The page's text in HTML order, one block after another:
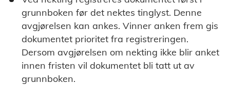
grunnboken før det nektes tinglyst. Denne
avgjørelsen kan ankes. Vinner anken frem gis
dokumentet prioritet fra registreringen.
Dersom avgjørelsen om nekting ikke blir anket
innen fristen vil dokumentet bli tatt ut av
grunnboken.